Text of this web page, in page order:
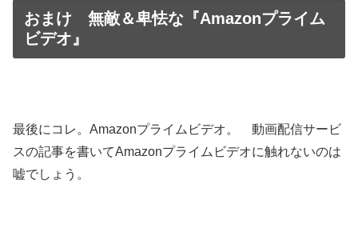
おまけ 無敵＆卑怯な『Amazonプライム
ビデオ』
最後にコレ。Amazonプライムビデオ。 動画配信サービ
スの記事を書いてAmazonプライムビデオに触れないのは
嘘でしょう。